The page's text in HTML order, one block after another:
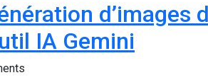
d’images
IA Gemini